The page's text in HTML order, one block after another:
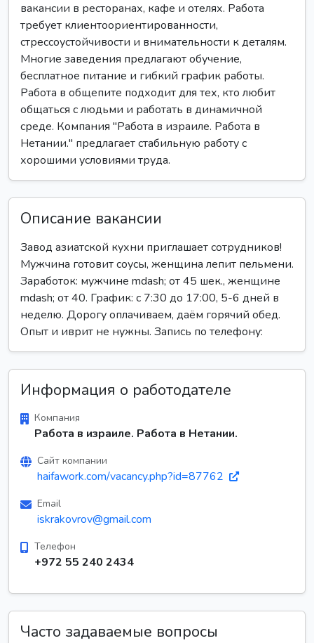
вакансии в ресторанах, кафе и отелях. Работа
требует клиентоориентированности,
стрессоустойчивости и внимательности к деталям.
Многие заведения предлагают обучение,
бесплатное питание и гибкий график работы.
Работа в общепите подходит для тех, кто любит
общаться с людьми и работать в динамичной
среде. Компания "Работа в израиле. Работа в
Нетании." предлагает стабильную работу с
хорошими условиями труда.
Описание вакансии
Завод азиатской кухни приглашает сотрудников!
Мужчина готовит соусы, женщина лепит пельмени.
Заработок: мужчине mdash; от 45 шек., женщине
mdash; от 40. График: с 7:30 до 17:00, 5-6 дней в
неделю. Дорогу оплачиваем, даём горячий обед.
Опыт и иврит не нужны. Запись по телефону:
Информация о работодателе
Компания
Работа в израиле. Работа в Нетании.
Сайт компании
haifawork.com/vacancy.php?id=87762
Email
iskrakovrov@gmail.com
Телефон
+972 55 240 2434
Часто задаваемые вопросы